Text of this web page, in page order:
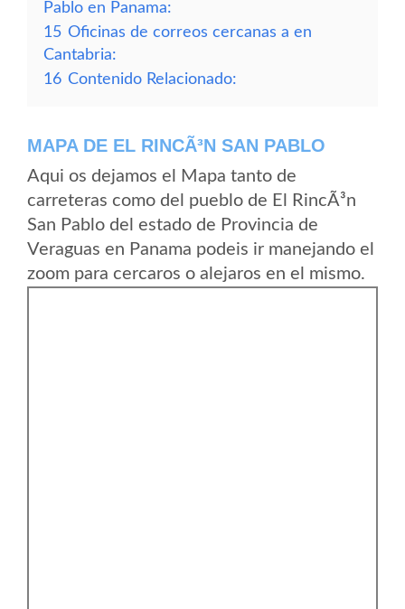
Pablo en Panama:
15 Oficinas de correos cercanas a en
Cantabria:
16 Contenido Relacionado:
MAPA DE EL RINCÃ³N SAN PABLO
Aqui os dejamos el Mapa tanto de
carreteras como del pueblo de El RincÃ³n
San Pablo del estado de Provincia de
Veraguas en Panama podeis ir manejando el
zoom para cercaros o alejaros en el mismo.